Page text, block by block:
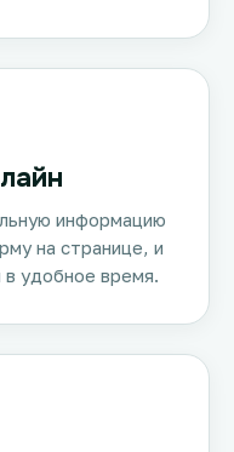
информацию
на странице, и
в удобное время.